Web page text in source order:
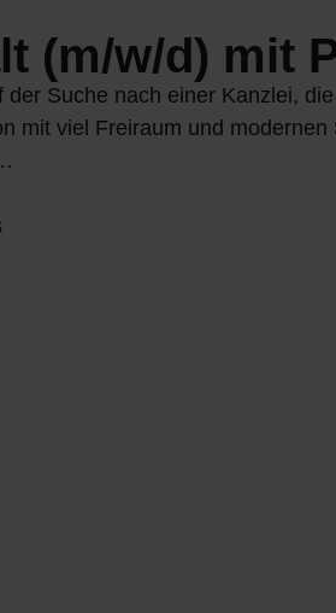
(m/w/d) mit
Suche nach einer Kanzlei,
mit viel Freiraum und